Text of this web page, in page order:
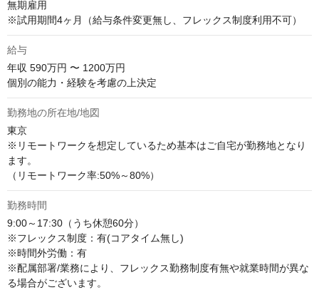
無期雇用
※試用期間4ヶ月（給与条件変更無し、フレックス制度利用不可）
給与
年収 590万円 〜 1200万円
個別の能力・経験を考慮の上決定
勤務地の所在地/地図
東京
※リモートワークを想定しているため基本はご自宅が勤務地となり
ます。
（リモートワーク率:50%～80%）
勤務時間
9:00～17:30（うち休憩60分）
※フレックス制度：有(コアタイム無し)
※時間外労働：有
※配属部署/業務により、フレックス勤務制度有無や就業時間が異な
る場合がございます。